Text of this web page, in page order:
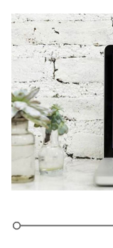
CHIP
Bücher
Weitere
"effizienter